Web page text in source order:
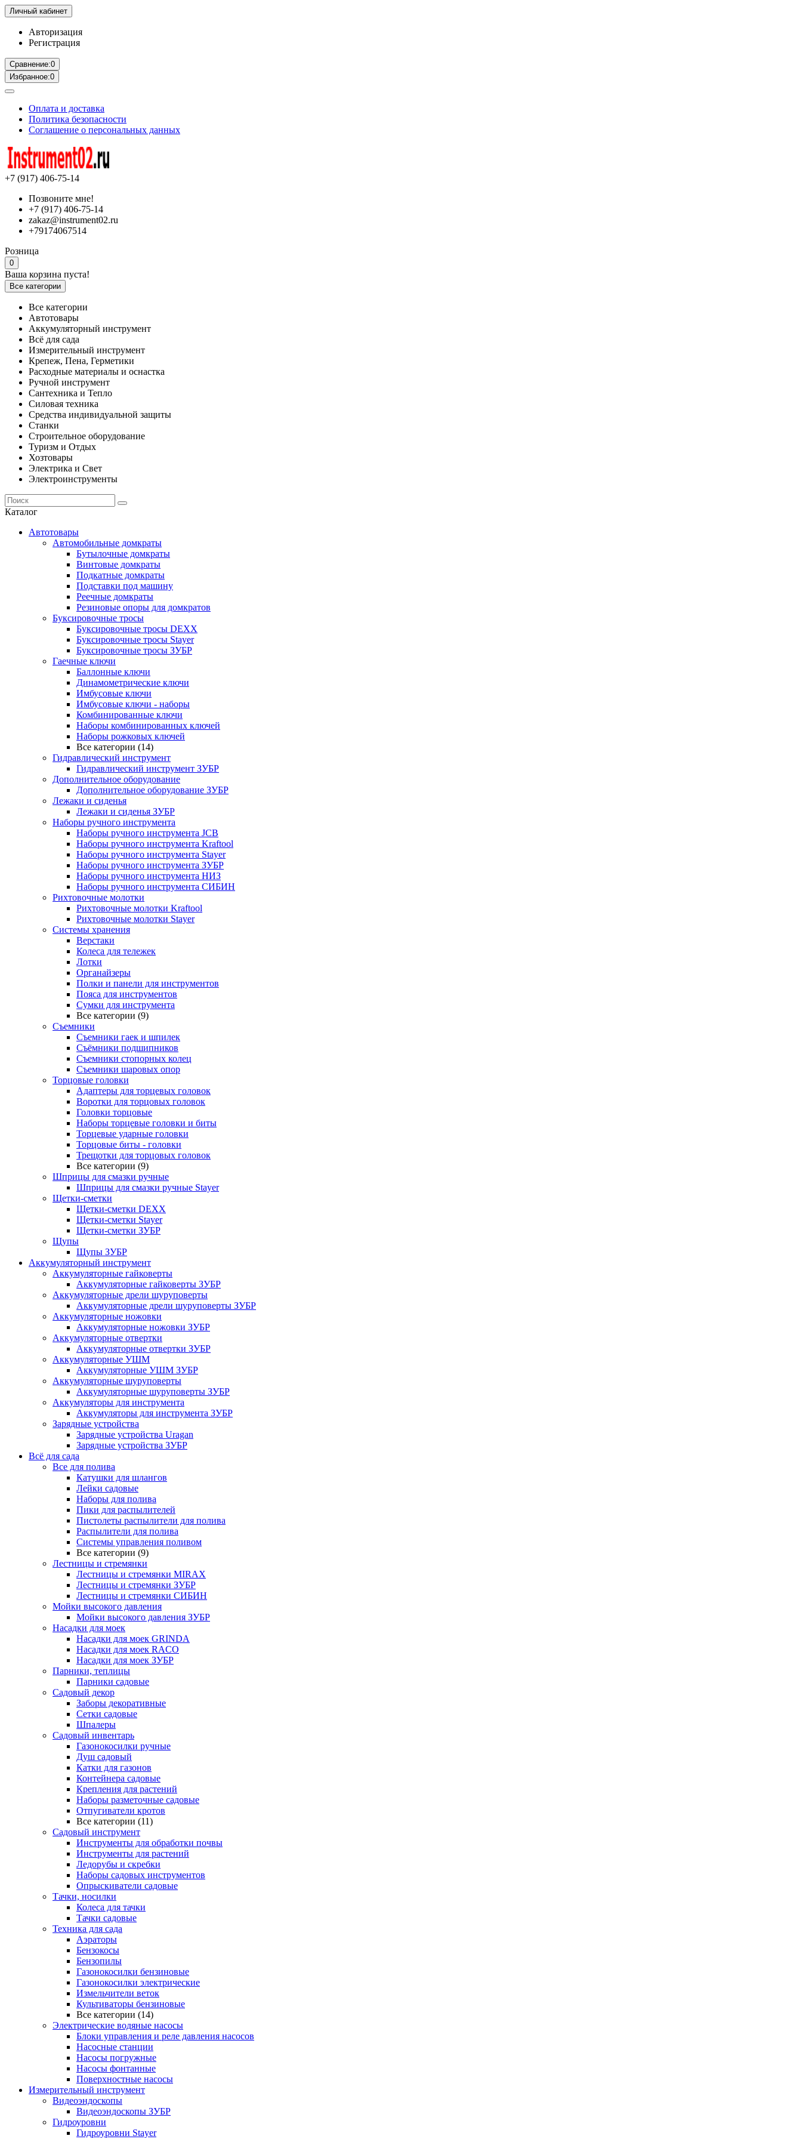
Личный кабинет
Авторизация
Регистрация
Сравнение:0
Избранное:0
Оплата и доставка
Политика безопасности
Соглашение о персональных данных
+7 (917) 406-75-14
Позвоните мне!
+7 (917) 406-75-14
zakaz@instrument02.ru
+79174067514
Розница
0
Ваша корзина пуста!
Все категории
Все категории
Автотовары
Аккумуляторный инструмент
Всё для сада
Измерительный инструмент
Крепеж, Пена, Герметики
Расходные материалы и оснастка
Ручной инструмент
Сантехника и Тепло
Силовая техника
Средства индивидуальной защиты
Станки
Строительное оборудование
Туризм и Отдых
Хозтовары
Электрика и Свет
Электроинструменты
Каталог
Автотовары
Автомобильные домкраты
Бутылочные домкраты
Винтовые домкраты
Подкатные домкраты
Подставки под машину
Реечные домкраты
Резиновые опоры для домкратов
Буксировочные тросы
Буксировочные тросы DEXX
Буксировочные тросы Stayer
Буксировочные тросы ЗУБР
Гаечные ключи
Баллонные ключи
Динамометрические ключи
Имбусовые ключи
Имбусовые ключи - наборы
Комбинированные ключи
Наборы комбинированных ключей
Наборы рожковых ключей
Все категории (14)
Гидравлический инструмент
Гидравлический инструмент ЗУБР
Дополнительное оборудование
Дополнительное оборудование ЗУБР
Лежаки и сиденья
Лежаки и сиденья ЗУБР
Наборы ручного инструмента
Наборы ручного инструмента JCB
Наборы ручного инструмента Kraftool
Наборы ручного инструмента Stayer
Наборы ручного инструмента ЗУБР
Наборы ручного инструмента НИЗ
Наборы ручного инструмента СИБИН
Рихтовочные молотки
Рихтовочные молотки Kraftool
Рихтовочные молотки Stayer
Системы хранения
Верстаки
Колеса для тележек
Лотки
Органайзеры
Полки и панели для инструментов
Пояса для инструментов
Сумки для инструмента
Все категории (9)
Съемники
Съемники гаек и шпилек
Съёмники подшипников
Съемники стопорных колец
Съемники шаровых опор
Торцовые головки
Адаптеры для торцевых головок
Воротки для торцовых головок
Головки торцовые
Наборы торцевые головки и биты
Торцевые ударные головки
Торцовые биты - головки
Трещотки для торцовых головок
Все категории (9)
Шприцы для смазки ручные
Шприцы для смазки ручные Stayer
Щетки-сметки
Щетки-сметки DEXX
Щетки-сметки Stayer
Щетки-сметки ЗУБР
Щупы
Щупы ЗУБР
Аккумуляторный инструмент
Аккумуляторные гайковерты
Аккумуляторные гайковерты ЗУБР
Аккумуляторные дрели шуруповерты
Аккумуляторные дрели шуруповерты ЗУБР
Аккумуляторные ножовки
Аккумуляторные ножовки ЗУБР
Аккумуляторные отвертки
Аккумуляторные отвертки ЗУБР
Аккумуляторные УШМ
Аккумуляторные УШМ ЗУБР
Аккумуляторные шуруповерты
Аккумуляторные шуруповерты ЗУБР
Аккумуляторы для инструмента
Аккумуляторы для инструмента ЗУБР
Зарядные устройства
Зарядные устройства Uragan
Зарядные устройства ЗУБР
Всё для сада
Все для полива
Катушки для шлангов
Лейки садовые
Наборы для полива
Пики для распылителей
Пистолеты распылители для полива
Распылители для полива
Системы управления поливом
Все категории (9)
Лестницы и стремянки
Лестницы и стремянки MIRAX
Лестницы и стремянки ЗУБР
Лестницы и стремянки СИБИН
Мойки высокого давления
Мойки высокого давления ЗУБР
Насадки для моек
Насадки для моек GRINDA
Насадки для моек RACO
Насадки для моек ЗУБР
Парники, теплицы
Парники садовые
Садовый декор
Заборы декоративные
Сетки садовые
Шпалеры
Садовый инвентарь
Газонокосилки ручные
Душ садовый
Катки для газонов
Контейнера садовые
Крепления для растений
Наборы разметочные садовые
Отпугиватели кротов
Все категории (11)
Садовый инструмент
Инструменты для обработки почвы
Инструменты для растений
Ледорубы и скребки
Наборы садовых инструментов
Опрыскиватели садовые
Тачки, носилки
Колеса для тачки
Тачки садовые
Техника для сада
Аэраторы
Бензокосы
Бензопилы
Газонокосилки бензиновые
Газонокосилки электрические
Измельчители веток
Культиваторы бензиновые
Все категории (14)
Электрические водяные насосы
Блоки управления и реле давления насосов
Насосные станции
Насосы погружные
Насосы фонтанные
Поверхностные насосы
Измерительный инструмент
Видеоэндоскопы
Видеоэндоскопы ЗУБР
Гидроуровни
Гидроуровни Stayer